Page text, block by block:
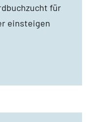
für
einsteigen